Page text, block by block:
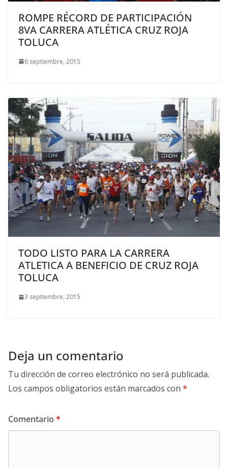
ROMPE RÉCORD DE PARTICIPACIÓN
8VA CARRERA ATLÉTICA CRUZ ROJA
TOLUCA
6 septiembre, 2015
TODO LISTO PARA LA CARRERA
ATLETICA A BENEFICIO DE CRUZ ROJA
TOLUCA
3 septiembre, 2015
Deja un comentario
Tu dirección de correo electrónico no será publicada.
Los campos obligatorios están marcados con *
Comentario *